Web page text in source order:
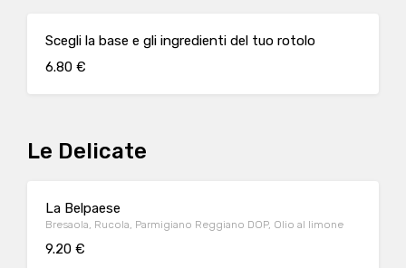
Scegli la base e gli ingredienti del tuo rotolo
6.80 €
Le Delicate
La Belpaese
Bresaola, Rucola, Parmigiano Reggiano DOP, Olio al limone
9.20 €